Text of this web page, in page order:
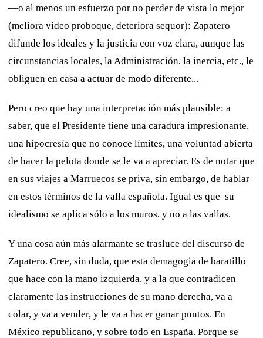
—o al menos un esfuerzo por no perder de vista lo mejor
(meliora video proboque, deteriora sequor): Zapatero
difunde los ideales y la justicia con voz clara, aunque las
circunstancias locales, la Administración, la inercia, etc., le
obliguen en casa a actuar de modo diferente...
Pero creo que hay una interpretación más plausible: a
saber, que el Presidente tiene una caradura impresionante,
una hipocresía que no conoce límites, una voluntad abierta
de hacer la pelota donde se le va a apreciar. Es de notar que
en sus viajes a Marruecos se priva, sin embargo, de hablar
en estos términos de la valla española. Igual es que su
idealismo se aplica sólo a los muros, y no a las vallas.
Y una cosa aún más alarmante se trasluce del discurso de
Zapatero. Cree, sin duda, que esta demagogia de baratillo
que hace con la mano izquierda, y a la que contradicen
claramente las instrucciones de su mano derecha, va a
colar, y va a vender, y le va a hacer ganar puntos. En
México republicano, y sobre todo en España. Porque se